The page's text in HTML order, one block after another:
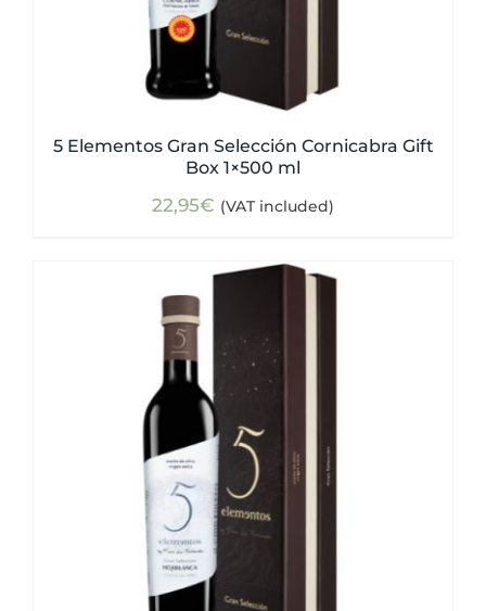
5 Elementos Gran Selección Cornicabra Gift
Box 1×500 ml
22,95€ (VAT included)